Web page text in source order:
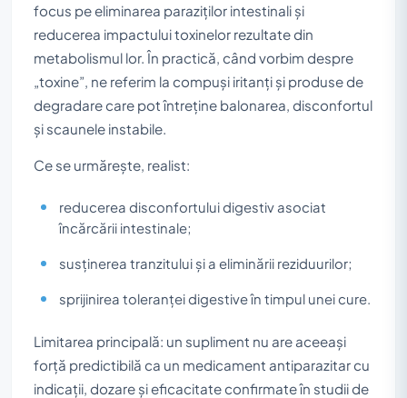
focus pe eliminarea paraziților intestinali și
reducerea impactului toxinelor rezultate din
metabolismul lor. În practică, când vorbim despre
„toxine”, ne referim la compuși iritanți și produse de
degradare care pot întreține balonarea, disconfortul
și scaunele instabile.
Ce se urmărește, realist:
reducerea disconfortului digestiv asociat
încărcării intestinale;
susținerea tranzitului și a eliminării reziduurilor;
sprijinirea toleranței digestive în timpul unei cure.
Limitarea principală: un supliment nu are aceeași
forță predictibilă ca un medicament antiparazitar cu
indicații, dozare și eficacitate confirmate în studii de